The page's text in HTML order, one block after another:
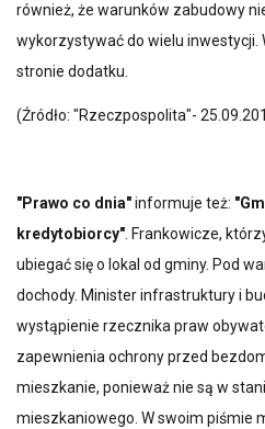
również, że warunków zabudowy
wykorzystywać do wielu inwestycji.
stronie dodatku.
(Źródło: "Rzeczpospolita"-
"Prawo co dnia"informuje też:
kredytobiorcy" . Frankowicze,
ubiegać się o lokal od gminy. Pod
dochody. Minister infrastruktury i
wystąpienie rzecznika praw
zapewnienia ochrony przed
mieszkanie, ponieważ nie są w
mieszkaniowego. W swoim piśmie